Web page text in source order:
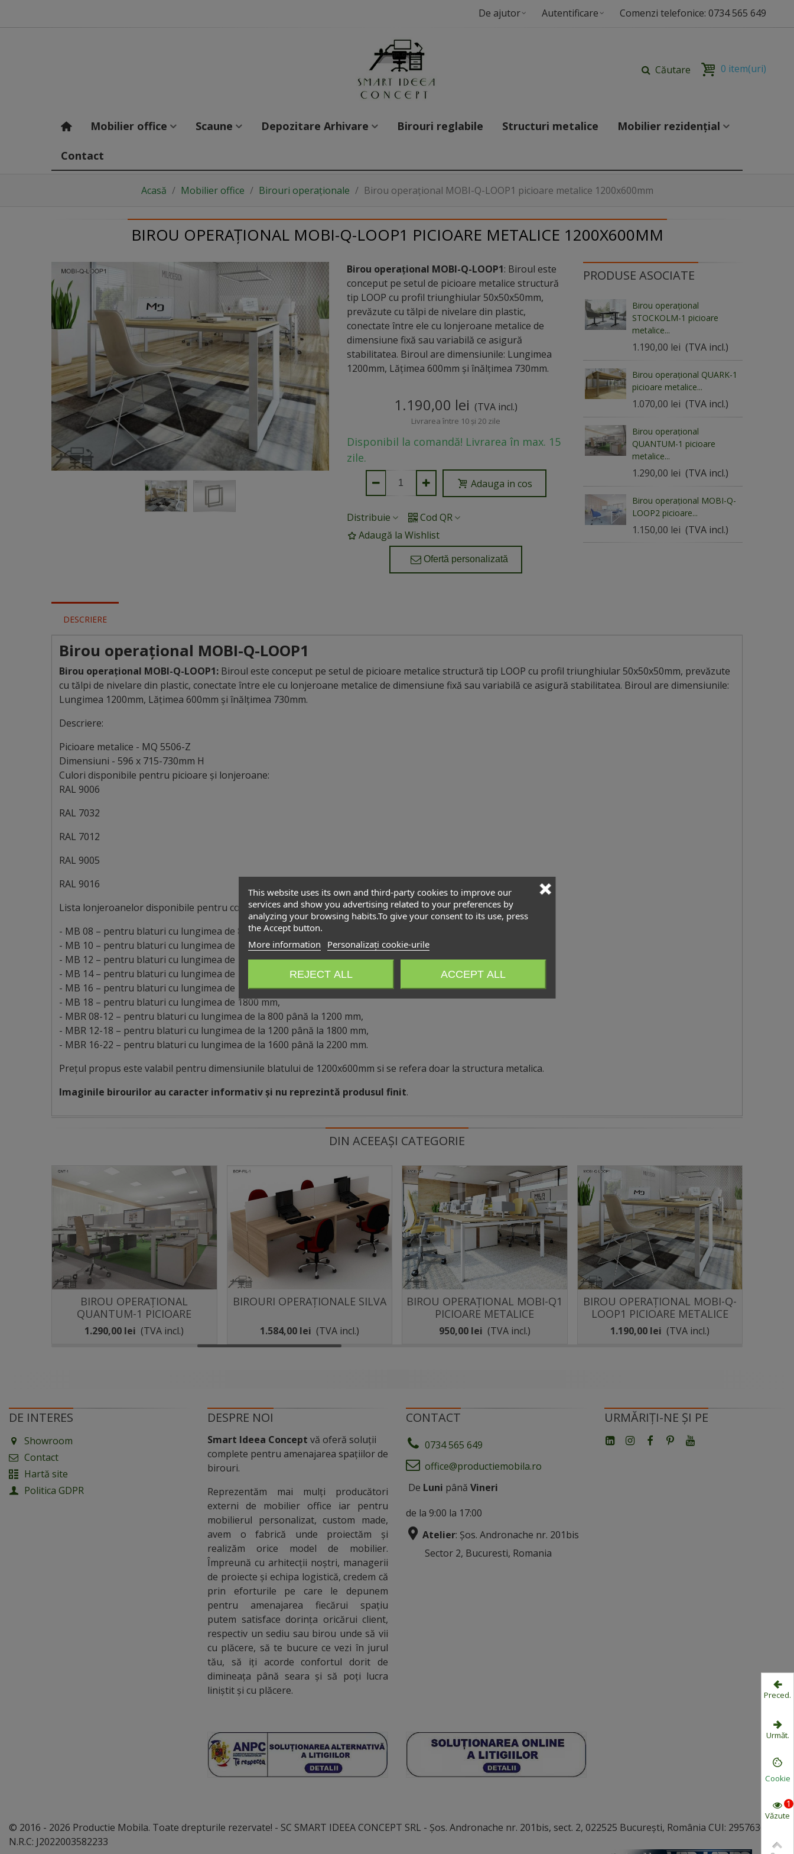
De ajutor Autentificare Comenzi telefonice: 0734 565 649
Căutare 0 item(uri)
Mobilier office Scaune Depozitare Arhivare Birouri reglabile Structuri metalice Mobilier rezidențial
Contact
Acasă / Mobilier office / Birouri operaționale / Birou operațional MOBI-Q-LOOP1 picioare metalice 1200x600mm
BIROU OPERAȚIONAL MOBI-Q-LOOP1 PICIOARE METALICE 1200X600MM
Birou operațional MOBI-Q-LOOP1: Biroul este
conceput pe setul de picioare metalice structură
tip LOOP cu profil triunghiular 50x50x50mm,
prevăzute cu tălpi de nivelare din plastic,
conectate între ele cu lonjeroane metalice de
dimensiune fixă sau variabilă ce asigură
stabilitatea. Biroul are dimensiunile: Lungimea
1200mm, Lățimea 600mm și înălțimea 730mm.
1.190,00 lei (TVA incl.)
Livrarea între 10 și 20 zile
Disponibil la comandă! Livrarea în max. 15
zile.
Adauga in cos
Distribuie
Cod QR
Adaugă la Wishlist
Ofertă personalizată
PRODUSE ASOCIATE
Birou operațional
STOCKOLM-1 picioare
metalice...
1.190,00 lei (TVA incl.)
Birou operațional QUARK-1
picioare metalice...
1.070,00 lei (TVA incl.)
Birou operațional
QUANTUM-1 picioare
metalice...
1.290,00 lei (TVA incl.)
Birou operațional MOBI-Q-
LOOP2 picioare...
1.150,00 lei (TVA incl.)
DESCRIERE
Birou operațional MOBI-Q-LOOP1
Birou operațional MOBI-Q-LOOP1: Biroul este conceput pe setul de picioare metalice structură tip LOOP cu profil triunghiular 50x50x50mm, prevăzute
cu tălpi de nivelare din plastic, conectate între ele cu lonjeroane metalice de dimensiune fixă sau variabilă ce asigură stabilitatea. Biroul are dimensiunile:
Lungimea 1200mm, Lățimea 600mm și înălțimea 730mm.
Descriere:
Picioare metalice - MQ 5506-Z
Dimensiuni - 596 x 715-730mm H
Culori disponibile pentru picioare și lonjeroane:
RAL 9006
RAL 7032
RAL 7012
RAL 9005
RAL 9016
Lista lonjeroanelor disponibile pentru conectarea picioarelor:
- MB 08 – pentru blaturi cu lungimea de 800 mm,
- MB 10 – pentru blaturi cu lungimea de 1000 mm,
- MB 12 – pentru blaturi cu lungimea de 1200 mm (implicit),
- MB 14 – pentru blaturi cu lungimea de 1400 mm,
- MB 16 – pentru blaturi cu lungimea de 1600 mm,
- MB 18 – pentru blaturi cu lungimea de 1800 mm,
- MBR 08-12 – pentru blaturi cu lungimea de la 800 până la 1200 mm,
- MBR 12-18 – pentru blaturi cu lungimea de la 1200 până la 1800 mm,
- MBR 16-22 – pentru blaturi cu lungimea de la 1600 până la 2200 mm.
Prețul propus este valabil pentru dimensiunile blatului de 1200x600mm si se refera doar la structura metalica.
Imaginile birourilor au caracter informativ și nu reprezintă produsul finit.
DIN ACEEAȘI CATEGORIE
Distribuie
BIROU OPERAȚIONAL
QUANTUM-1 PICIOARE
METALICE 1200X600MM
1.290,00 lei (TVA incl.)
Distribuie
BIROURI OPERAȚIONALE SILVA
1.584,00 lei (TVA incl.)
Distribuie
BIROU OPERAȚIONAL MOBI-Q1
PICIOARE METALICE
1200X600MM
950,00 lei (TVA incl.)
Distribuie
BIROU OPERAȚIONAL MOBI-Q-
LOOP1 PICIOARE METALICE
1200X600MM
1.190,00 lei (TVA incl.)
This website uses its own and third-party cookies to improve our
services and show you advertising related to your preferences by
analyzing your browsing habits.To give your consent to its use, press
the Accept button.
More information
Personalizați cookie-urile
REJECT ALL ACCEPT ALL
DE INTERES
Showroom
Contact
Hartă site
Politica GDPR
DESPRE NOI
Smart Ideea Concept vă oferă soluții
complete pentru amenajarea spațiilor de
birouri.
Reprezentăm mai mulți producători
externi de mobilier office iar pentru
mobilierul personalizat, custom made,
avem o fabrică unde proiectăm și
realizăm orice model de mobilier.
Împreună cu arhitecții noștri, managerii
de proiecte și echipa logistică, credem că
prin eforturile pe care le depunem
pentru amenajarea fiecărui spațiu
putem satisface dorința oricărui client,
respectiv un sediu sau birou unde să vii
cu plăcere, să te bucure ce vezi în jurul
tău, să iți acorde confortul dorit de
dimineața până seara și să poți lucra
liniștit și cu plăcere.
CONTACT
0734 565 649
office@productiemobila.ro
De Luni până Vineri
de la 9:00 la 17:00
Atelier: Șos. Andronache nr. 201bis
Sector 2, Bucuresti, Romania
URMĂRIȚI-NE ȘI PE
© 2016 - 2026 Productie Mobila. Toate drepturile rezervate! - SC SMART IDEEA CONCEPT SRL - Șos. Andronache nr. 201bis, sect. 2, 022525 București, România CUI: 29576363,
N.R.C: J2022003582233
Preced.
Următ.
Cookie
Văzute
1